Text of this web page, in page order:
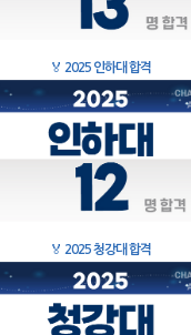
🏅 2025 인하대 합격
🏅 2025 청강대 합격